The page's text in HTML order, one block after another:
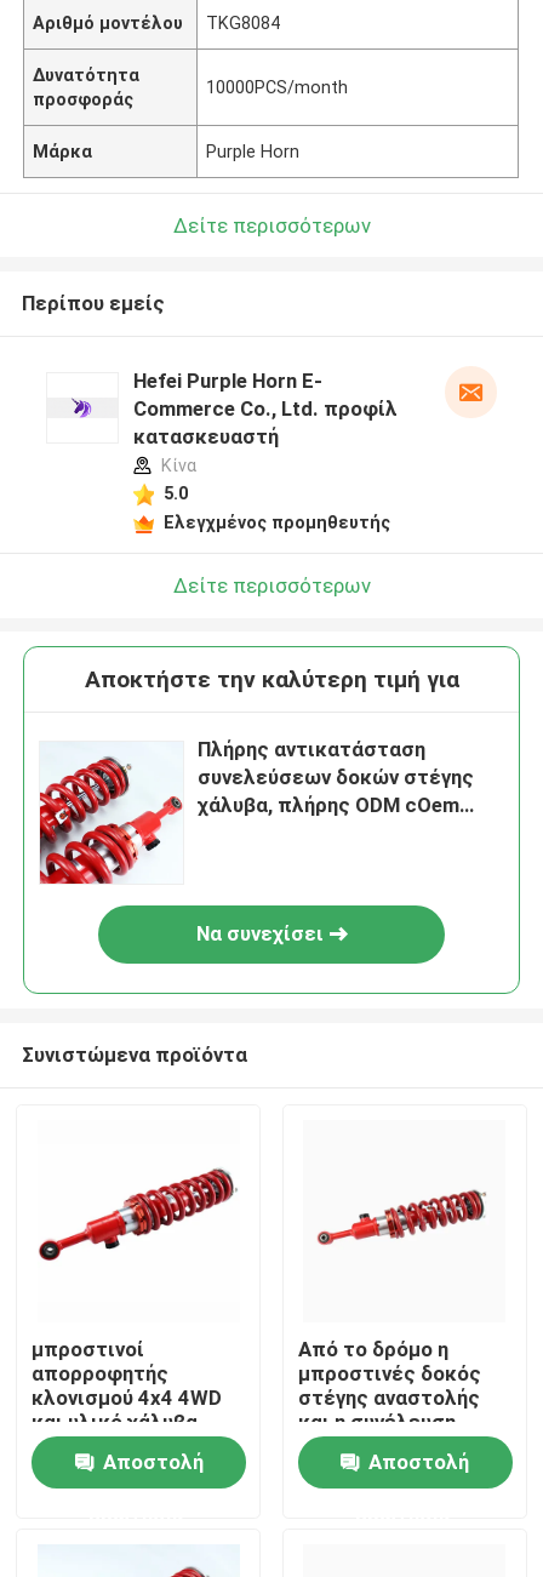
Σπίτι
Προϊόντα
Σχετικά με εμάς
Αριθμό μοντέλου TKG8084
Δυνατότητα
προσφοράς
10000PCS/month
Μάρκα Purple Horn
Δείτε περισσότερων
Περίπου εμείς
Hefei Purple Horn E-
Commerce Co., Ltd. προφίλ
κατασκευαστή
Κίνα
5.0
Ελεγχμένος προμηθευτής
Δείτε περισσότερων
Αποκτήστε την καλύτερη τιμή για
Πλήρης αντικατάσταση
συνελεύσεων δοκών στέγης
χάλυβα, πλήρης ODM cOem
Να συνεχίσει
Συνιστώμενα προϊόντα
μπροστινοί
απορροφητής
κλονισμού 4x4 4WD
και υλικό χάλυβα
συνελεύσεων δοκών
στέγης Αποστολή
Από το δρόμο η
μπροστινές δοκός
στέγης αναστολής
και η συνέλευση
36mm ανοίξεων
σπειρών άντεξαν
Αποστολή